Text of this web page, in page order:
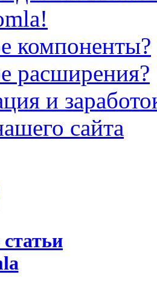
компоненты?
расширения?
и
сайта